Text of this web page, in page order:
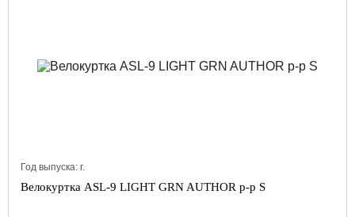
Год выпуска: г.
Велокуртка ASL-9 LIGHT GRN AUTHOR р-р S